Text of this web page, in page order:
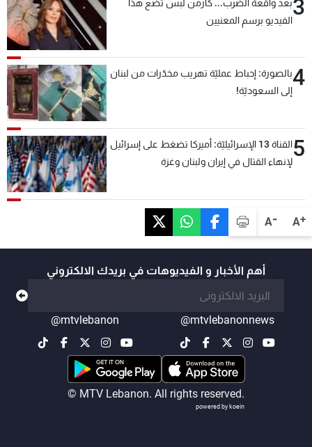
A+
A-
3بعد واقعة الضرب... كارمن لبس تضع هذا
الفيديو برسم المعنيين
4بالصورة: إحباط عمليّة تهريب مخدّرات من لبنان
إلى السعوديّة!
5
القناة 13 الإسرائيليّة: أميركا تضغط على إسرائيل
لإنهاء القتال في إيران ولبنان وغزة
أهم الأخبار و الفيديوهات في بريدك الالكتروني
@mtvlebanonnews
@mtvlebanon
© MTV Lebanon. All rights reserved.
powered by koein